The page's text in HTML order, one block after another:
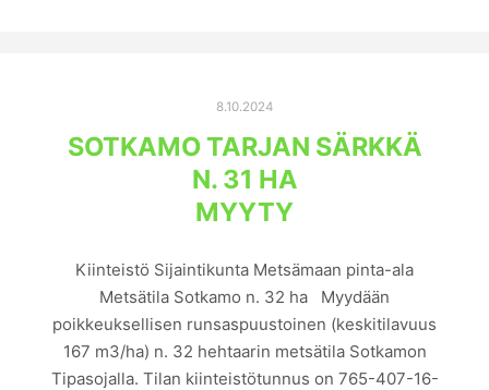
8.10.2024
SOTKAMO TARJAN SÄRKKÄ
N. 31 HA
MYYTY
Kiinteistö Sijaintikunta Metsämaan pinta-ala
Metsätila Sotkamo n. 32 ha Myydään
poikkeuksellisen runsaspuustoinen (keskitilavuus
167 m3/ha) n. 32 hehtaarin metsätila Sotkamon
Tipasojalla. Tilan kiinteistötunnus on 765-407-16-